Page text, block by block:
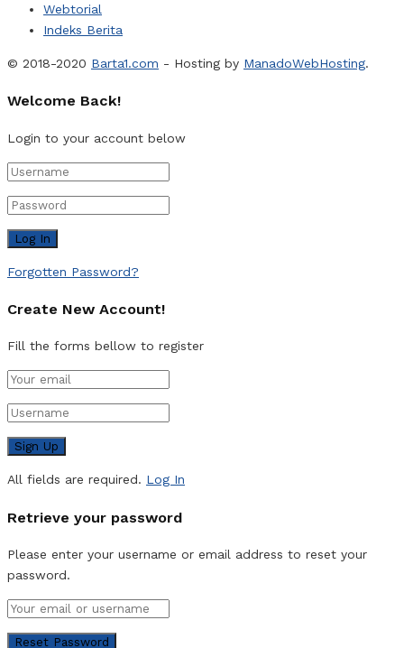
Webtorial
Indeks Berita
© 2018-2020 Barta1.com - Hosting by ManadoWebHosting.
Welcome Back!
Login to your account below
Forgotten Password?
Create New Account!
Fill the forms bellow to register
All fields are required. Log In
Retrieve your password
Please enter your username or email address to reset your
password.